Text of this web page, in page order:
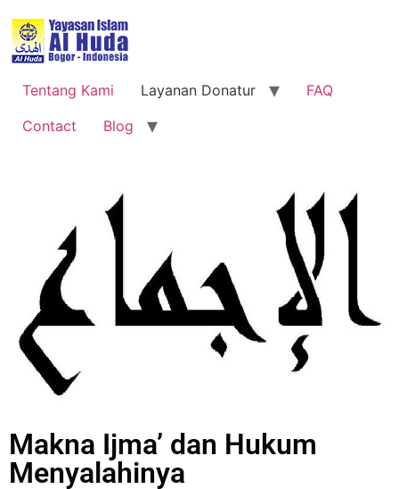
Tentang Kami Layanan Donatur
FAQ
Contact
Blog
Makna Ijma’ dan Hukum
Menyalahinya